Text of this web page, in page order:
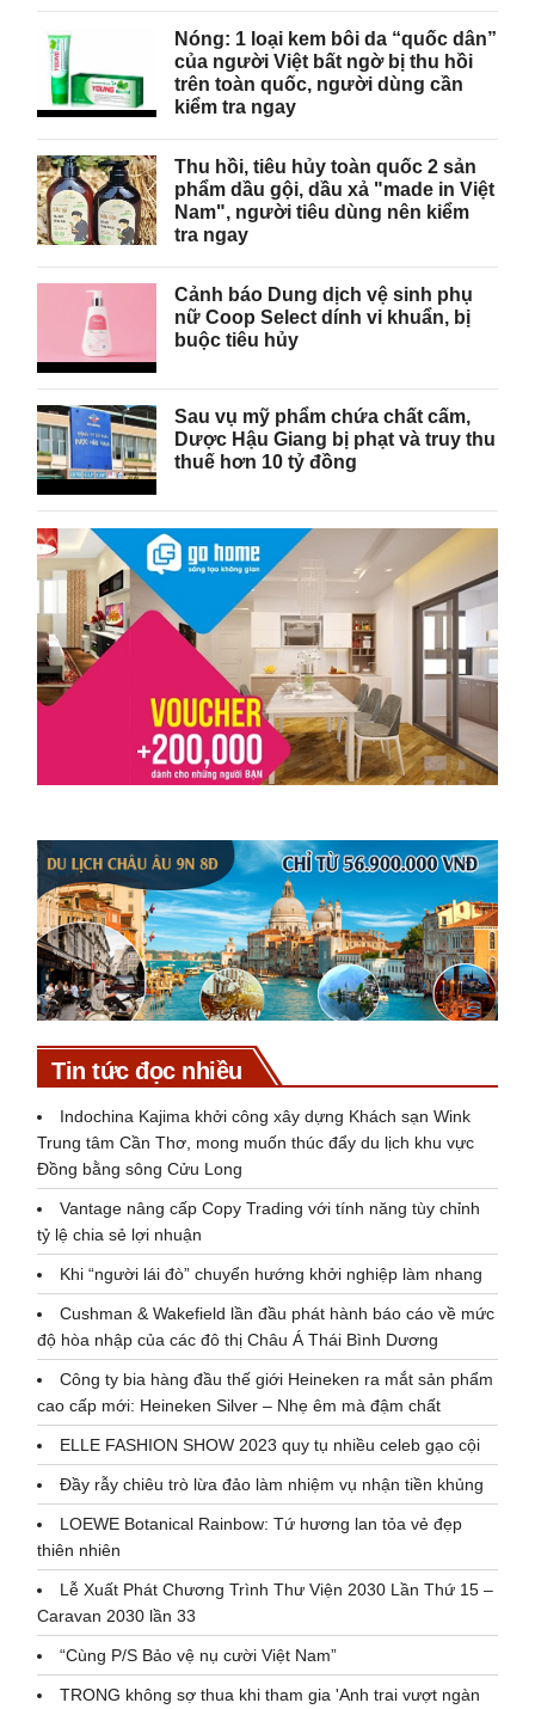
Nóng: 1 loại kem bôi da “quốc dân”
của người Việt bất ngờ bị thu hồi
trên toàn quốc, người dùng cần
kiểm tra ngay
Thu hồi, tiêu hủy toàn quốc 2 sản
phẩm dầu gội, dầu xả "made in Việt
Nam", người tiêu dùng nên kiểm
tra ngay
Cảnh báo Dung dịch vệ sinh phụ
nữ Coop Select dính vi khuẩn, bị
buộc tiêu hủy
Sau vụ mỹ phẩm chứa chất cấm,
Dược Hậu Giang bị phạt và truy thu
thuế hơn 10 tỷ đồng
Tin tức đọc nhiều
Indochina Kajima khởi công xây dựng Khách sạn Wink
Trung tâm Cần Thơ, mong muốn thúc đẩy du lịch khu vực
Đồng bằng sông Cửu Long
Vantage nâng cấp Copy Trading với tính năng tùy chỉnh
tỷ lệ chia sẻ lợi nhuận
Khi “người lái đò” chuyển hướng khởi nghiệp làm nhang
Cushman & Wakefield lần đầu phát hành báo cáo về mức
độ hòa nhập của các đô thị Châu Á Thái Bình Dương
Công ty bia hàng đầu thế giới Heineken ra mắt sản phẩm
cao cấp mới: Heineken Silver – Nhẹ êm mà đậm chất
ELLE FASHION SHOW 2023 quy tụ nhiều celeb gạo cội
Đầy rẫy chiêu trò lừa đảo làm nhiệm vụ nhận tiền khủng
LOEWE Botanical Rainbow: Tứ hương lan tỏa vẻ đẹp
thiên nhiên
Lễ Xuất Phát Chương Trình Thư Viện 2030 Lần Thứ 15 –
Caravan 2030 lần 33
“Cùng P/S Bảo vệ nụ cười Việt Nam”
TRONG không sợ thua khi tham gia 'Anh trai vượt ngàn